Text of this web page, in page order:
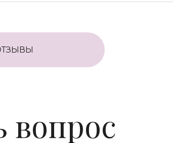
вопрос